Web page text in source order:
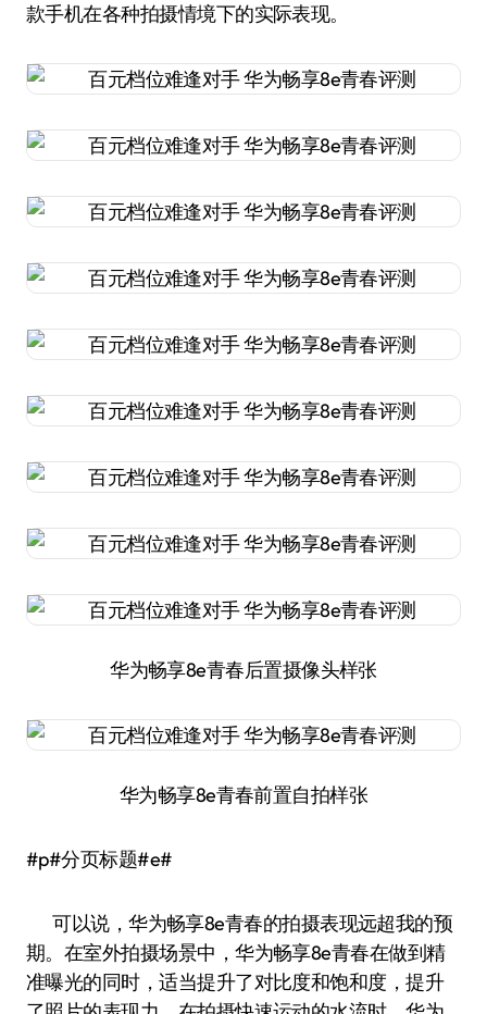
款手机在各种拍摄情境下的实际表现。
华为畅享8e青春后置摄像头样张
华为畅享8e青春前置自拍样张
#p#分页标题#e#
可以说，华为畅享8e青春的拍摄表现远超我的预
期。在室外拍摄场景中，华为畅享8e青春在做到精
准曝光的同时，适当提升了对比度和饱和度，提升